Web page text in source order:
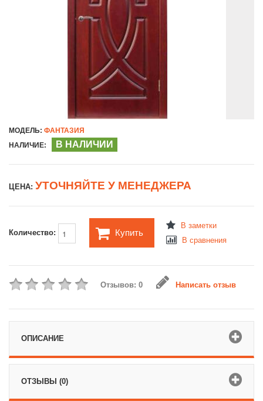
МОДЕЛЬ: ФАНТАЗИЯ
НАЛИЧИЕ:
В НАЛИЧИИ
ЦЕНА: УТОЧНЯЙТЕ У МЕНЕДЖЕРА
Количество: Купить
В заметки
В сравнения
Отзывов: 0 Написать отзыв
ОПИСАНИЕ
ОТЗЫВЫ (0)